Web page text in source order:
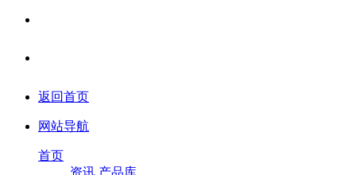
返回首页
网站导航
首页
资讯 产品库